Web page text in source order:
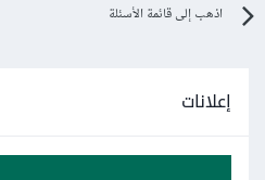
اذهب إلى قائمة الأسئلة
إعلانات